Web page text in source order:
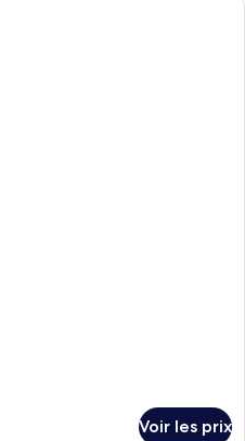
Voir les prix